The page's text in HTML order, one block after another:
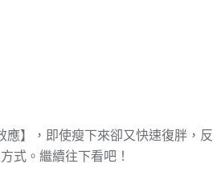
】，即使瘦下來卻又快速復胖，
式。繼續往下看吧！